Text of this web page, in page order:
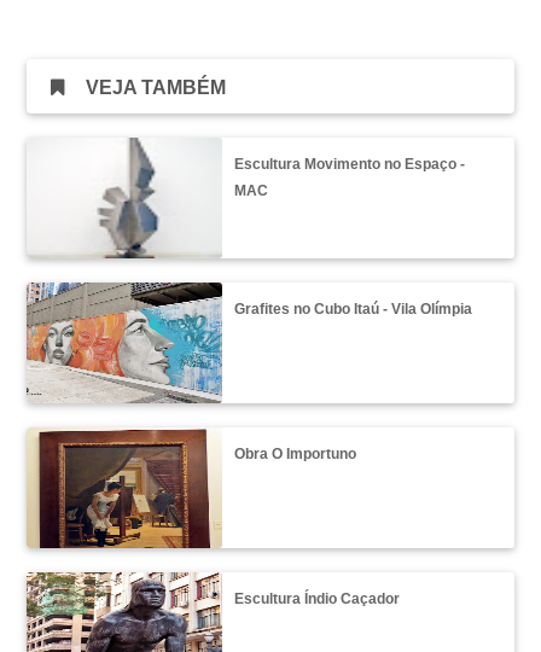
VEJA TAMBÉM
Escultura Movimento no Espaço -
MAC
Grafites no Cubo Itaú - Vila Olímpia
Obra O Importuno
Escultura Índio Caçador